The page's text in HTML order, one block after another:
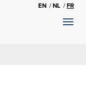
EN NL FR